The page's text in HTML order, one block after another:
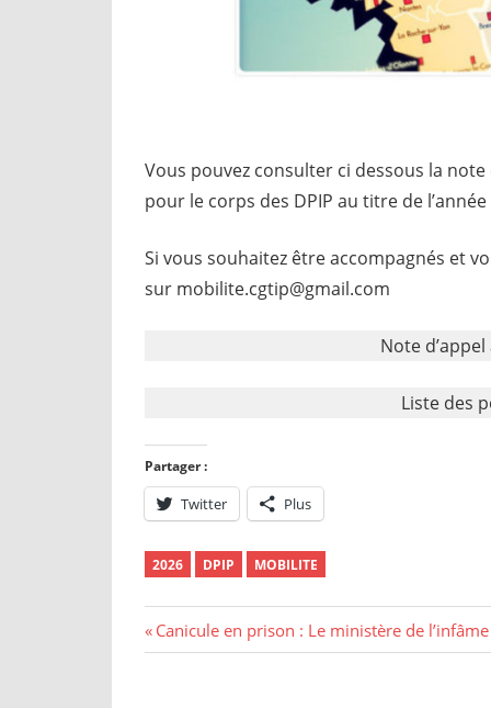
Vous pouvez consulter ci dessous la
pour le corps des DPIP au titre de
Si vous souhaitez être accompagnés et
sur mobilite.cgtip@gmail.com
Note
Liste des
Partager :
Twitter Plus
2026 DPIP MOBILITE
Navigation
Previous
Post:
Canicule en prison : Le ministère de l’infâme